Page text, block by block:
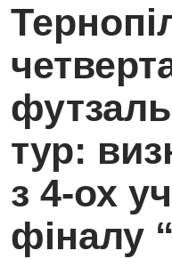
тур:
з 4-ох
фіналу